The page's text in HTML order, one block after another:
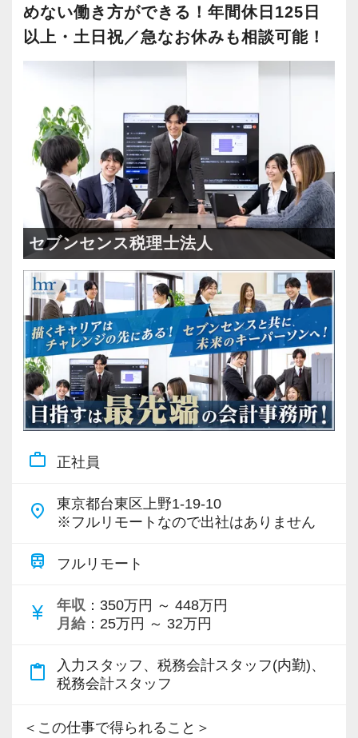
めない働き方ができる！年間休日125日
以上・土日祝／急なお休みも相談可能！
セブンセンス税理士法人
work_outline 正社員
place
東京都台東区上野1-19-10
※フルリモートなので出社はありません
train フルリモート
currency_yen 年収 ：350万円 ～ 448万円
月給 ：25万円 ～ 32万円
content_paste
入力スタッフ、税務会計スタッフ(内勤)、
税務会計スタッフ
＜この仕事で得られること＞